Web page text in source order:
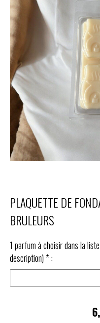
PLAQUETTE DE
BRULEURS
1 parfum à choisir dans la
description)*: